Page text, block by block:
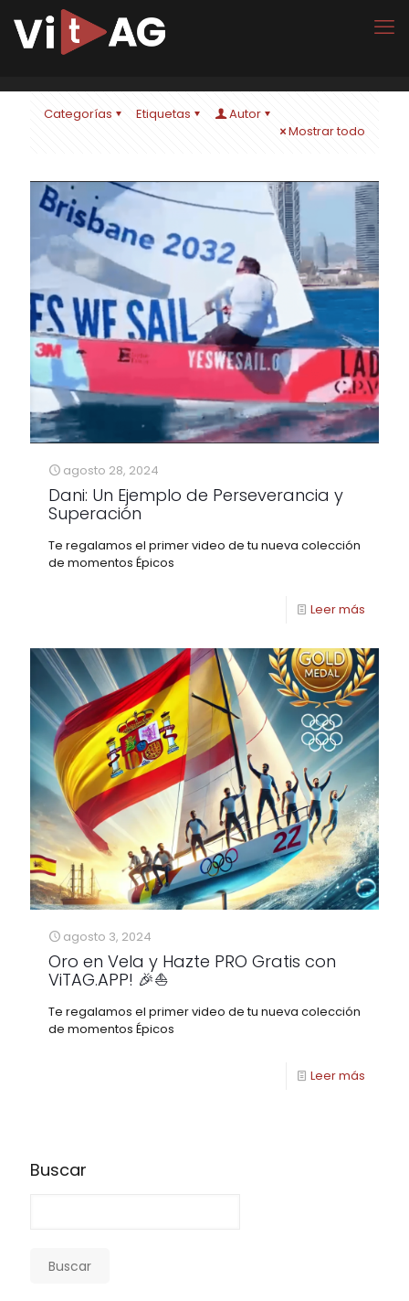
Categorías Etiquetas
Autor
Mostrar todo
agosto 28, 2024
Dani: Un Ejemplo de Perseverancia y
Superación
Te regalamos el primer video de tu nueva colección
de momentos Épicos
Leer más
agosto 3, 2024
Oro en Vela y Hazte PRO Gratis con
ViTAG.APP! 🎉⛵
Te regalamos el primer video de tu nueva colección
de momentos Épicos
Leer más
Buscar
Buscar